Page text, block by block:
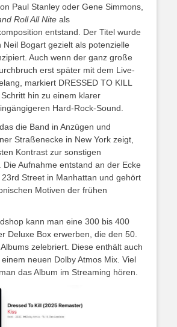
Paul Stanley oder Gene Simmons,
Roll All Nite als
entstand. Der Titel wurde
Neil Bogart gezielt als potenzielle
Auch wenn der ganz große
erst später mit dem Live-
markiert DRESSED TO KILL
hin zu einem klarer
Hard-Rock-Sound.
die Band in Anzügen und
Straßenecke in New York zeigt,
Kontrast zur sonstigen
Die Aufnahme entstand an der Ecke
Street in Manhattan und gehört
Motiven der frühen
kann man eine 300 bis 400
Deluxe Box erwerben, die den 50.
zelebriert. Diese enthält auch
neuen Dolby Atmos Mix. Viel
das Album im Streaming hören.